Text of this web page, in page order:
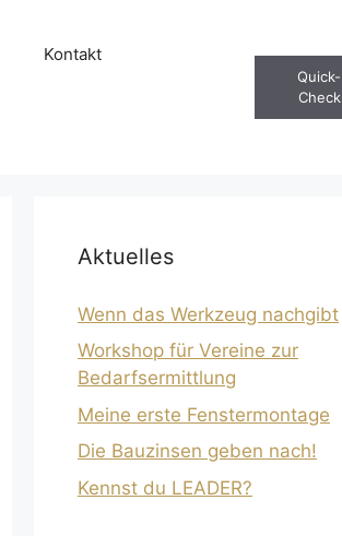
Kontakt
Quick-
Check
Aktuelles
Wenn das Werkzeug nachgibt
Workshop für Vereine zur
Bedarfsermittlung
Meine erste Fenstermontage
Die Bauzinsen geben nach!
Kennst du LEADER?